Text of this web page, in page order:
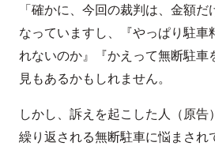
「確かに、今回の裁判は、金額
なっていますし、『やっぱり駐車
れないのか』『かえって無断駐車
見もあるかもしれません。
しかし、訴えを起こした人（原告
繰り返される無断駐車に悩まされ